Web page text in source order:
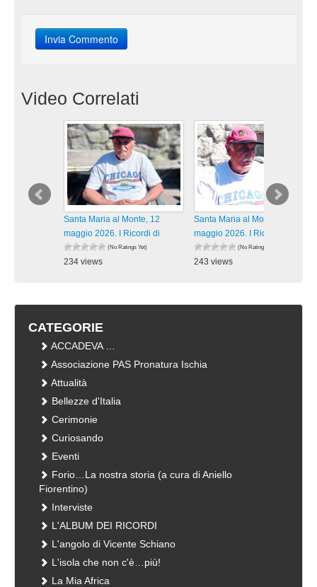
Video Correlati
Santa Maria al Monte, 12
maggio 2026. I Ricordi di
(No Ratings Yet)
234 views
Santa Maria al Monte, 12
maggio 2026. I Ricordi di
(No Ratings Yet)
243 views
CATEGORIE
ACCADEVA …
Associazione PAS Pronatura Ischia
Attualità
Bellezze d'Italia
Cerimonie
Curiosando
Eventi
Forio…La nostra storia (a cura di Aniello
Fiorentino)
Interviste
L'ALBUM DEI RICORDI
L'angolo di Vicente Schiano
L'isola che non c'è…più!
La Mia Africa